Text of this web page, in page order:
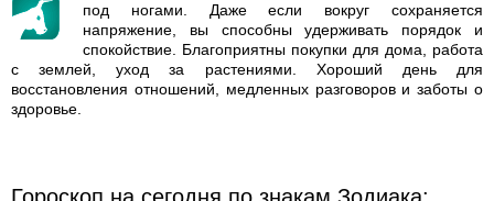
под ногами. Даже если вокруг сохраняется
напряжение, вы способны удерживать порядок и
спокойствие. Благоприятны покупки для дома, работа
с землей, уход за растениями. Хороший день для
восстановления отношений, медленных разговоров и заботы о
здоровье.